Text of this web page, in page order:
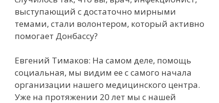
выступающий с достаточно мирными
темами, стали волонтером, который активно
помогает Донбассу?
Евгений Тимаков: На самом деле, помощь
социальная, мы видим ее с самого начала
организации нашего медицинского центра.
Уже на протяжении 20 лет мы с нашей